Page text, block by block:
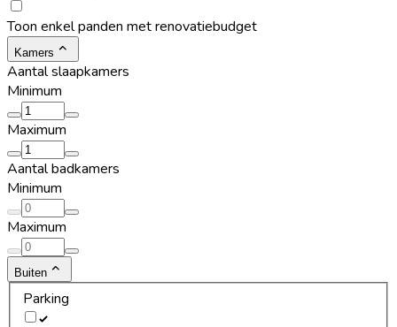
Toon enkel panden met renovatiebudget
Kamers
Aantal slaapkamers
Minimum
Maximum
Aantal badkamers
Minimum
Maximum
Buiten
Parking